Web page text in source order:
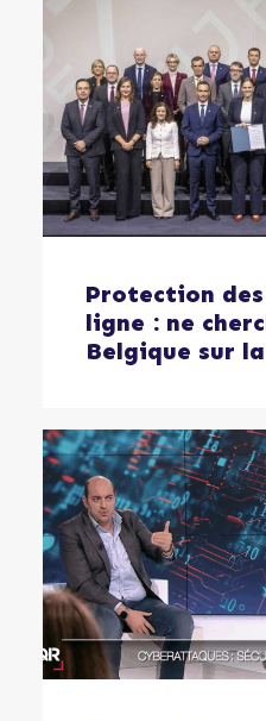
Protection
ligne : ne
Belgique sur